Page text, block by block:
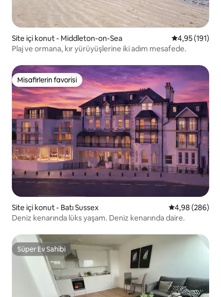
Site içi konut - Middleton-on-Sea 5 üzerinden
4,95 (191)
Plaj ve ormana, kır yürüyüşlerine iki adım mesafede.
Misafirlerin favorisi
Misafirlerin favorisi
Site içi konut - Batı Sussex 5 üzerinden
4,98 (286)
Deniz kenarında lüks yaşam. Deniz kenarında daire.
Süper Ev Sahibi
Süper Ev Sahibi